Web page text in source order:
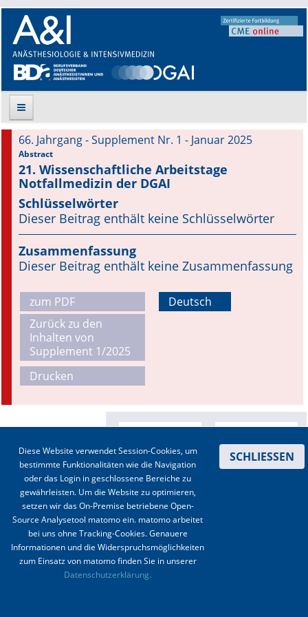
Suche
Aktuelle Ausgabe
Leitlinien
Archiv
Supplements
Supplements OrphanAnesthesia
Online First
A&I English
Autoren-Service
Bestell-Service
Stellenmarkt
Kongresskalender
66. Jahrgang - Supplement Nr. 1 - Januar 2025
Abstract
21. Wissenschaftliche Arbeitstage
Notfallmedizin der DGAI
Schlüsselwörter
Dieser Beitrag enthält keine Schlüsselwörter
Zusammenfassung
Dieser Beitrag enthält keine Zusammenfassung
zum PDF
Zurück zu den
Inhalten von
Supplement 1/2025
Drucken
Deutsch
Impressum Datenschutz
Diese Website verwendet Session-Cookies, um
bestimmte Funktionalitäten wie die Navigation
oder das Login in geschlossene Bereiche zu
gewährleisten. Um die Website zu optimieren,
setzen wir das On-Premise betriebene Open-
Source Analysetool matomo ein. matomo arbeitet
bei uns ohne Tracking-Cookies. Genauere
Informationen und die Widerspruchsmöglichkeiten
zum Einsatz von matomo finden Sie in unserer
Datenschutzerklärung.
SCHLIESSEN